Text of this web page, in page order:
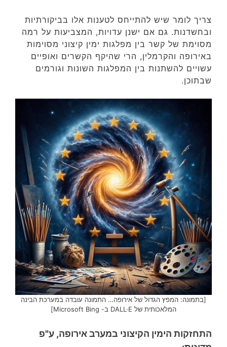
צריך לומר שיש להתייחס לטענות אלו בביקורתיות
ובחשדנות. גם אם ישנן עדויות, המצביעות על רמה
מסוימת של קשר בין מפלגות ימין קיצוני מסוימות
באירופה והקרמלין, הרי שהיקף הקשרים ואופיים
עשויים להשתנות בין המפלגות השונות וגורמים
שבתוכן.
[בתמונה: המפץ הגדול של אירופה… התמונה עובדה במערכת הבינה
המלאכותית של DALL·E ב- Microsoft Bing]
התחזקות הימין הקיצוני במערב אירופה, ע"פ